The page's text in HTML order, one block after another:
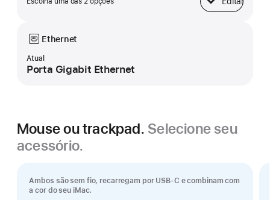
Base
Ethernet
Atual
Porta Gigabit Ethernet
Mouse ou trackpad. Selecione seu
acessório.
Ambos são sem fio, recarregam por USB-C e combinam com
a cor do seu iMac.